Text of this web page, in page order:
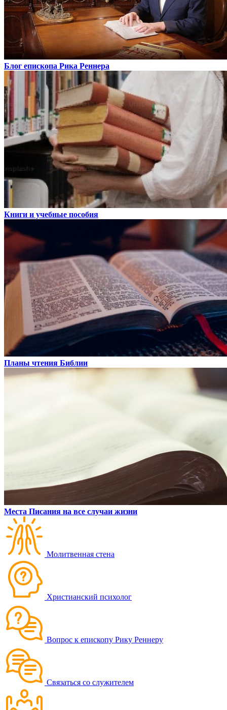
Блог епископа Рика Реннера
Книги и учебные пособия
Планы чтения Библии
Места Писания на все случаи жизни
Молитвенная стена
Христианский психолог
Вопрос к епископу Рику Реннеру
Связаться со служителем